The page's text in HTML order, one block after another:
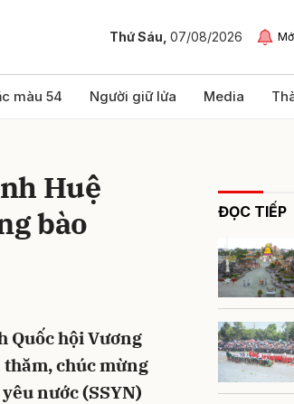
Thứ Sáu, 07/08/2026
màu 54 Người giữ lửa Media
Huệ
bào
Quốc hội Vương
chúc mừng
nước (SSYN)
ĐỌC TIẾP
Gửi